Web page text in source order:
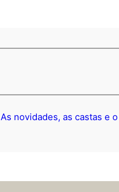
As novidades, as castas e